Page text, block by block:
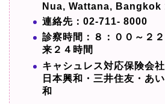
Nua, Wattana, Bangkok
連絡先：02-711- 8000
診察時間：８：００～２
来２４時間
キャシュレス対応保険会
日本興和・三井住友・あ
和